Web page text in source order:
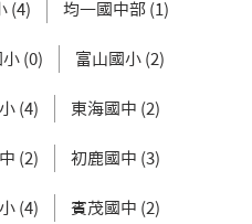
(4) 均一國中部 (1)
(0) 富山國小 (2)
(4) 東海國中 (2)
(2) 初鹿國中 (3)
(4) 賓茂國中 (2)